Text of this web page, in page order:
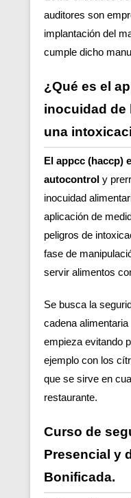
auditores son
implantación del
cumple dicho
¿Qué es el
inocuidad de
una
El appcc (haccp)
autocontrol y
inocuidad
aplicación de
peligros de
fase de
servir alimentos
Se busca la
cadena
empieza evitando
ejemplo con los
que se sirve en
restaurante.
Curso de
Presencial y
Bonificada.